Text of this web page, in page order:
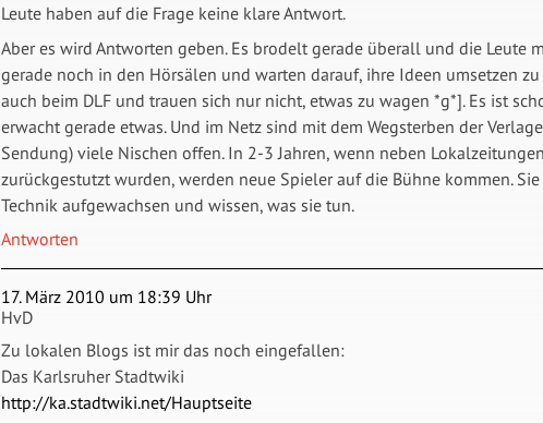
Leute haben auf die Frage keine klare Antwort.
Aber es wird Antworten geben. Es brodelt gerade überall und die Leute
gerade noch in den Hörsälen und warten darauf, ihre Ideen umsetzen
auch beim DLF und trauen sich nur nicht, etwas zu wagen *g*]. Es ist
erwacht gerade etwas. Und im Netz sind mit dem Wegsterben der
Sendung) viele Nischen offen. In 2-3 Jahren, wenn neben
zurückgestutzt wurden, werden neue Spieler auf die Bühne kommen.
Technik aufgewachsen und wissen, was sie tun.
Antworten
17. März 2010 um 18:39 Uhr
HvD
Zu lokalen Blogs ist mir das noch eingefallen:
Das Karlsruher Stadtwiki
http://ka.stadtwiki.net/Hauptseite